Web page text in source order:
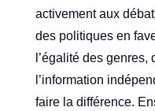
activement aux
des politiques en
l’égalité des
l’information
faire la différence.